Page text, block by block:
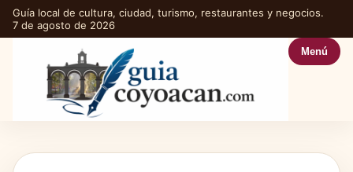
Guía local de cultura, ciudad, turismo, restaurantes y negocios.
7 de agosto de 2026
Menú